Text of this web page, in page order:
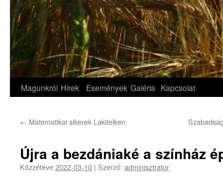
Magunkról Hírek Események Galéria Kapcsolat
← Matematikai sikerek Lakitelken
Újra a bezdániaké a színház
Közzétéve2022-03-10 | Szerző: adminisztrator